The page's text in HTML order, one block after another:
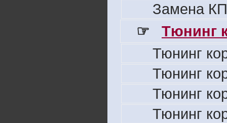
Замена
☞
Тюнинг
Тюнинг
Тюнинг
Тюнинг
Тюнинг